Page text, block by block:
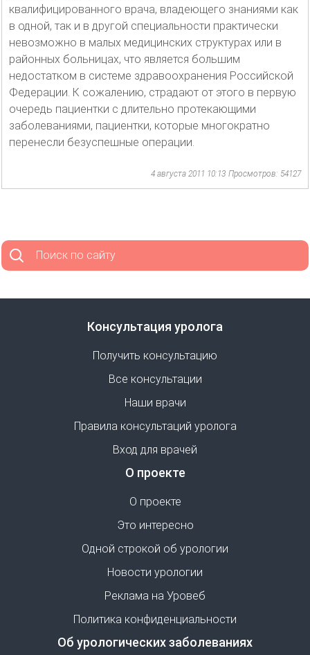
квалифицированного врача, владеющего знаниями как
в одной, так и в другой специальности практически
невозможно в малых медицинских структурах или в
районных больницах, что является большим
недостатком в системе здравоохранения Российской
Федерации. К сожалению, страдают от этого в первую
очередь пациентки с длительно протекающими
заболеваниями, пациентки, которые многократно
перенесли безуспешные операции.
4 августа 2011 10:13 Просмотров: 54127
Поиск по сайту
Консультация уролога
Получить консультацию
Все консультации
Наши врачи
Правила консультаций уролога
Вход для врачей
О проекте
О проекте
Это интересно
Одной строкой об урологии
Новости урологии
Реклама на Уровеб
Политика конфиденциальности
Об урологических заболеваниях